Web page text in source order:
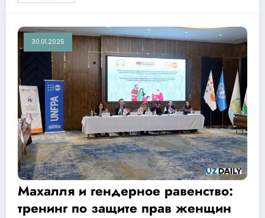
30.01.2025
Махалля и гендерное равенство:
тренинг по защите прав женщин